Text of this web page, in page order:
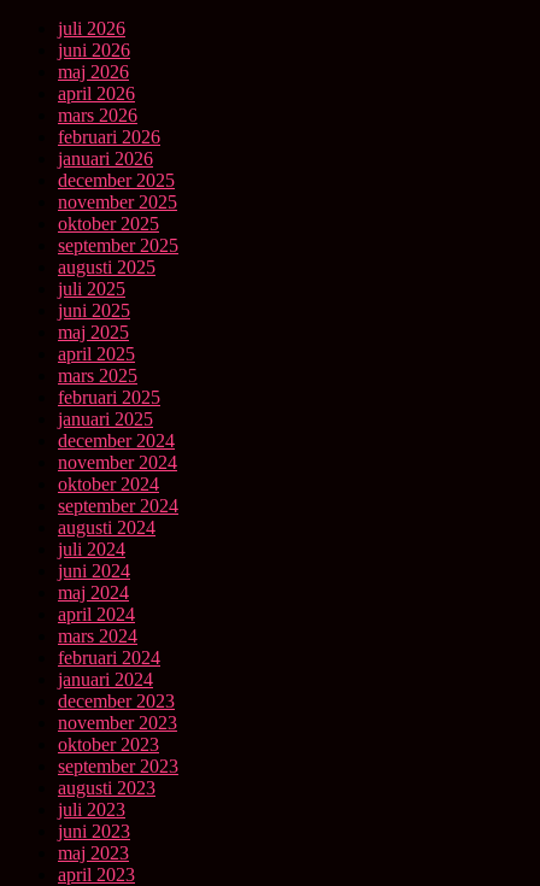
juli 2026
juni 2026
maj 2026
april 2026
mars 2026
februari 2026
januari 2026
december 2025
november 2025
oktober 2025
september 2025
augusti 2025
juli 2025
juni 2025
maj 2025
april 2025
mars 2025
februari 2025
januari 2025
december 2024
november 2024
oktober 2024
september 2024
augusti 2024
juli 2024
juni 2024
maj 2024
april 2024
mars 2024
februari 2024
januari 2024
december 2023
november 2023
oktober 2023
september 2023
augusti 2023
juli 2023
juni 2023
maj 2023
april 2023